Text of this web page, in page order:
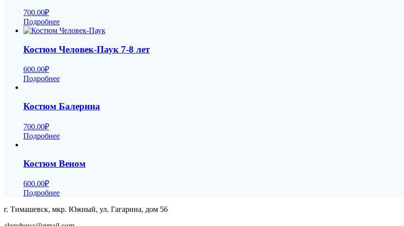
700.00₽
Подробнее
Костюм Человек-Паук 7-8 лет
600.00₽
Подробнее
Костюм Балерина
700.00₽
Подробнее
Костюм Веном
600.00₽
Подробнее
г. Тимашевск, мкр. Южный, ул. Гагарина, дом 56